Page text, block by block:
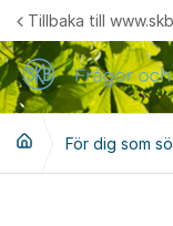
Hoppa till innehåll
Tillbaka till
För dig som